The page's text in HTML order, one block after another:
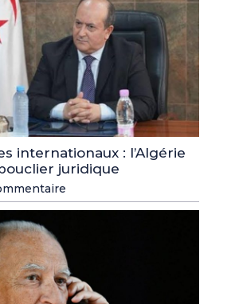
internationaux : l’Algérie
juridique